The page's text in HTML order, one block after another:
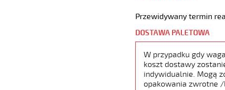
Przewidywany termin
DOSTAWA PALETOWA
W przypadku gdy
koszt dostawy
indywidualnie. Mogą
opakowania zwrotne